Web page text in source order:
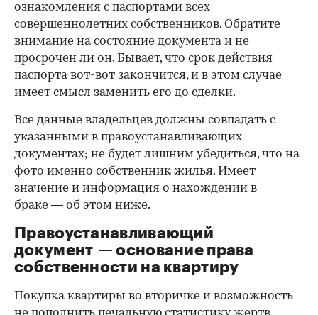
ознакомления с паспортами всех
совершеннолетних собственников. Обратите
внимание на состояние документа и не
просрочен ли он. Бывает, что срок действия
паспорта вот-вот закончится, и в этом случае
имеет смысл заменить его до сделки.
00:00 / 00:00
Все данные владельцев должны совпадать с
указанными в правоустанавливающих
документах; не будет лишним убедиться, что на
фото именно собственник жилья. Имеет
значение и информация о нахождении в
браке — об этом ниже.
Правоустанавливающий
документ — основание права
собственности на квартиру
Покупкаквартиры во вторичке и возможность